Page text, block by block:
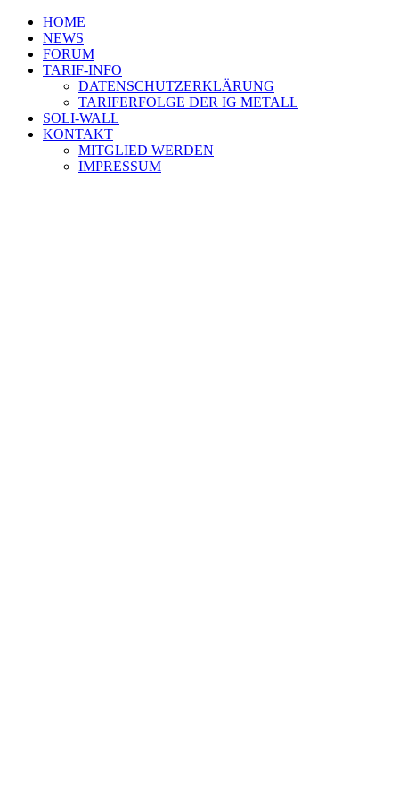
HOME
NEWS
FORUM
TARIF-INFO
DATENSCHUTZERKLÄRUNG
TARIFERFOLGE DER IG METALL
SOLI-WALL
KONTAKT
MITGLIED WERDEN
IMPRESSUM